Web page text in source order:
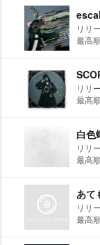
リリ
最高
リリ
最高
白色
リリ
最高
あて
リリ
最高